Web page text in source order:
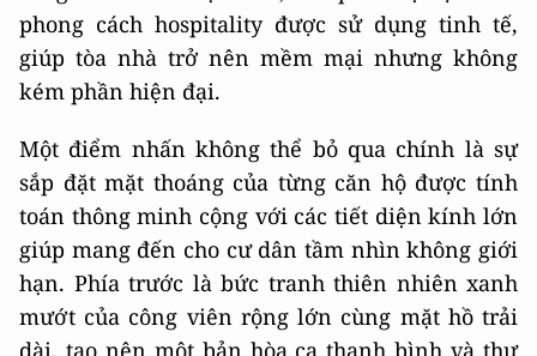
phong cách hospitality được sử dụng tinh tế,
giúp tòa nhà trở nên mềm mại nhưng không
kém phần hiện đại.
Một điểm nhấn không thể bỏ qua chính là sự
sắp đặt mặt thoáng của từng căn hộ được tính
toán thông minh cộng với các tiết diện kính lớn
giúp mang đến cho cư dân tầm nhìn không giới
hạn. Phía trước là bức tranh thiên nhiên xanh
mướt của công viên rộng lớn cùng mặt hồ trải
dài, tạo nên một bản hòa ca thanh bình và thư